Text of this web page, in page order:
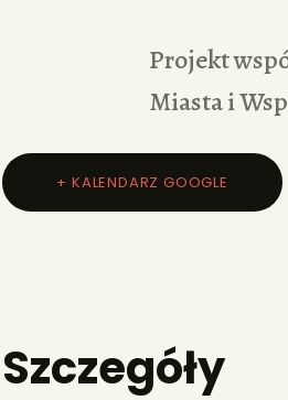
Projekt
Miasta i
+ KALENDARZ GOOGLE
Szczegóły